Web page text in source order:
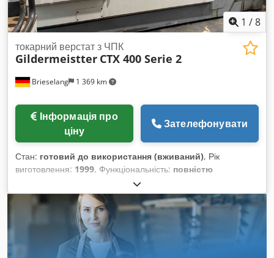
інструментами Стружкоконвеєр Документація 2 приводні
тримачі інструментів Зовнішнє посилання: 598
1 /8
Brieselang 1 369 km
токарний верстат з ЧПК
Gildermeistter CTX 400 Serie 2
ціну
Зателефонувати
Стан: готовий до використання (вживаний), Рік
виготовлення: 1999, Функціональність: повністю
, діаметр точіння над поперечним супортом:
470 мм, довжина точіння:600 мм, діаметр точіння:570 мм,
отвір шпинделя:79 мм , Повідомлення про помилку:
Виконавчий механізм не готовий до роботи. Багато
додаткового оснащення. Crodpfx Aox Sw Uvomvsf